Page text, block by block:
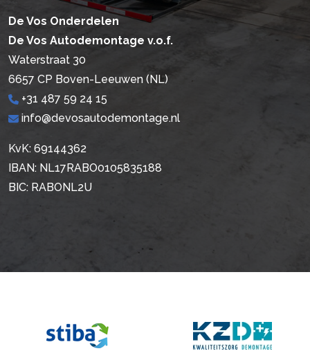
De Vos Onderdelen
De Vos Autodemontage v.o.f.
Waterstraat 30
6657 CP Boven-Leeuwen (NL)
+31 487 59 24 15
info@devosautodemontage.nl
KvK: 69144362
IBAN: NL17RABO0105835188
BIC: RABONL2U